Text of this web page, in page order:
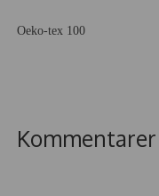
Oeko-tex 100
Kommentarer